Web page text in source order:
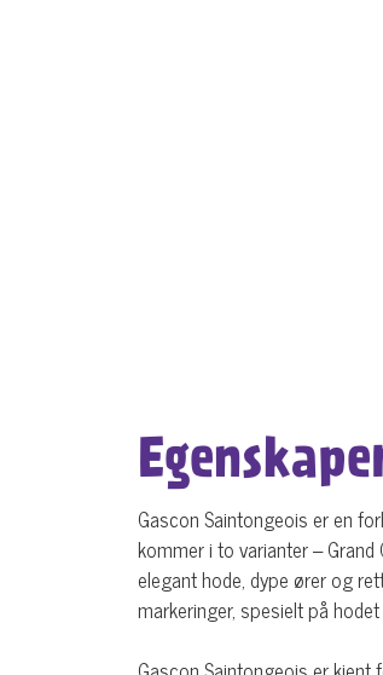
Gascon Saintongeois er en
kommer i to varianter –
elegant hode, dype ører og
markeringer, spesielt på